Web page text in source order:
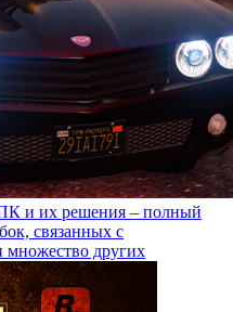
и их решения – полный
связанных с
множество других